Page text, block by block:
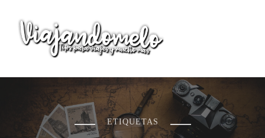
Viajandomelo
Todo lo que necesitas saber en tu próximo viaje
ETIQUETAS